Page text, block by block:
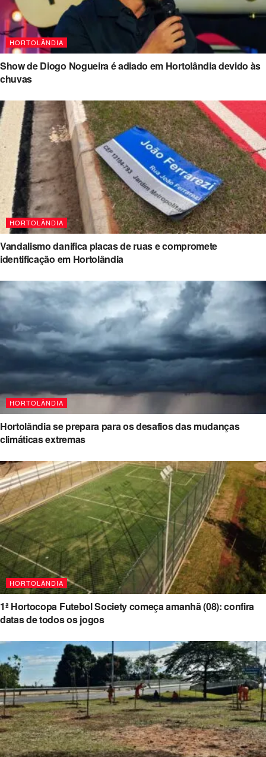
HORTOLÂNDIA
Show de Diogo Nogueira é adiado em Hortolândia devido às
chuvas
HORTOLÂNDIA
Vandalismo danifica placas de ruas e compromete
identificação em Hortolândia
HORTOLÂNDIA
Hortolândia se prepara para os desafios das mudanças
climáticas extremas
HORTOLÂNDIA
1ª Hortocopa Futebol Society começa amanhã (08): confira
datas de todos os jogos